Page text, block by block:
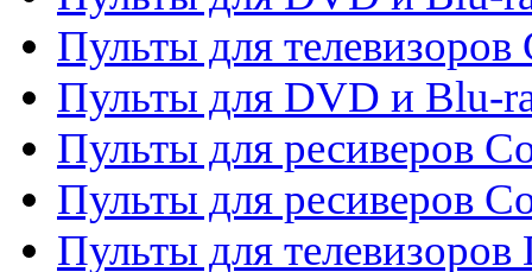
Пульты для телевизоров
Пульты для DVD и Blu-
Пульты для ресиверов
Пульты для ресиверов
Пульты для телевизоров